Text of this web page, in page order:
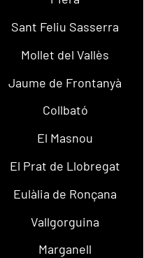
Sant Feliu Sasserra
Mollet del Vallès
Jaume de Frontanyà
Collbató
El Masnou
El Prat de Llobregat
Eulàlia de Ronçana
Vallgorguina
Marganell